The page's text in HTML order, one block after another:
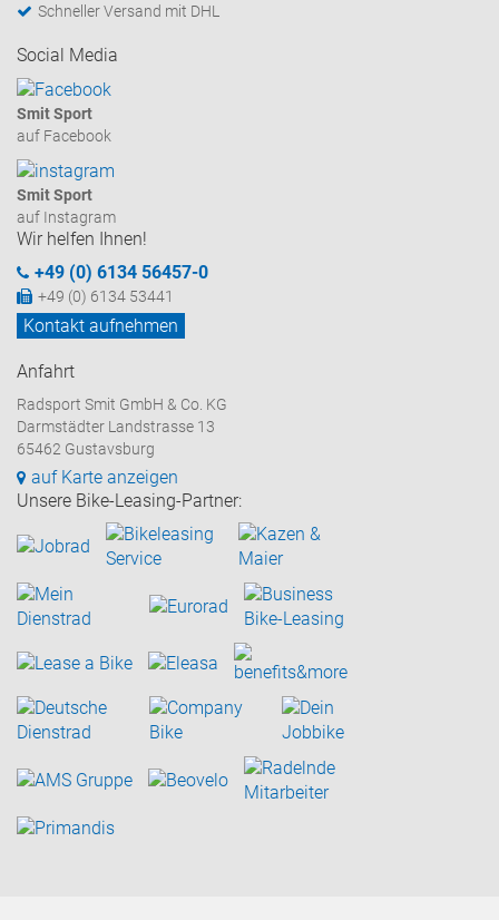
Schneller Versand mit DHL
Social Media
Smit Sport
auf Facebook
Smit Sport
auf Instagram
Wir helfen Ihnen!
+49 (0) 6134 56457-0
+49 (0) 6134 53441
Kontakt aufnehmen
Anfahrt
Radsport Smit GmbH & Co. KG
Darmstädter Landstrasse 13
65462 Gustavsburg
auf Karte anzeigen
Unsere Bike-Leasing-Partner: